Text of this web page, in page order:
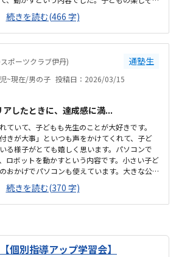
印象的でした。近くに大きな公園や公民館の
を目印にして行くと迷わずに辿り着きまし
教室で好印象でした。PCは壁に向かって置か
だと思いました。続けやすい月謝だと思いま
会できました。子どもがワクワクしながら、
たら次は「こうしてみよう！」などと考えて
も見ていて楽しかったです。先...
続きを読む(466 字)
ポーツクラブ伊丹) 通塾生
~現在/男の子 投稿日：2026/03/15
したときに、達成感に満...
ていて、子どもも先生のことが大好きです。
きが大事」といつも声をかけてくれて、子ど
る様子がとても嬉しく思います。パソコンで
ロボットを動かすという内容です。小さい子ど
おかげでパソコンも使えています。大きな公
りやすいですし、駐車場もあるので車でも自
いいと思います。シンプルなお部屋で、色々
集中がしやすくてとても良いと思います。料
ます。子どもが課題をクリアしたときに、達
見せてくれます。先生のお声かけやヒントの
る気にもつながっていると感じます。
続きを読む(370 字)
個別指導アップ学習会】